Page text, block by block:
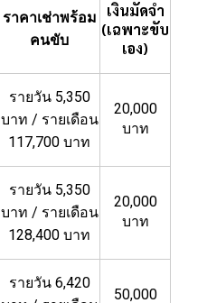
ราคาเช่าพร้อม
คนขับ
เงินมัดจำ
(เฉพาะขับ
เอง)
รายวัน 5,350
บาท / รายเดือน
117,700 บาท
20,000
บาท
รายวัน 5,350
บาท / รายเดือน
128,400 บาท
20,000
บาท
รายวัน 6,420
50,000